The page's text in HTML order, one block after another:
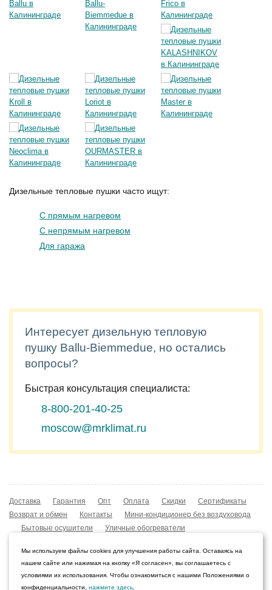
Дизельные тепловые пушки часто ищут:
С прямым нагревом
С непрямым нагревом
Для гаража
Интересует дизельную тепловую
пушку Ballu-Biemmedue, но остались
вопросы?
Быстрая консультация специалиста:
8-800-201-40-25
moscow@mrklimat.ru
Доставка Гарантия Опт Оплата Скидки
Сертификаты
Возврат и обмен
Контакты
Мини-кондиционер без воздуховода
Бытовые осушители
Уличные обогреватели
Охладители воздуха
Конвекторы NOBO
Мы используем файлы cookies для улучшения работы сайта. Оставаясь на
нашем сайте или нажимая на кнопку «Я согласен», вы соглашаетесь с
условиями их использования. Чтобы ознакомиться с нашими Положениями о
конфиденциальности, нажмите здесь